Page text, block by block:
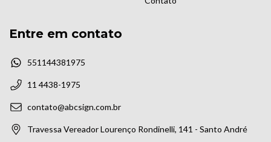
Entre em contato
551144381975
11 4438-1975
contato@abcsign.com.br
Travessa Vereador Lourenço Rondinelli, 141 - Santo André